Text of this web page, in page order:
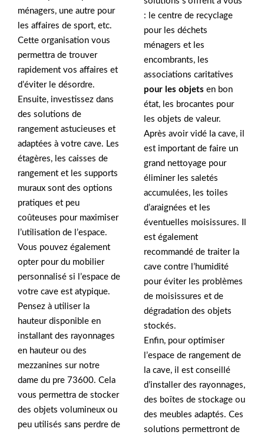
ménagers, une autre pour
les affaires de sport, etc.
Cette organisation vous
permettra de trouver
rapidement vos affaires et
d’éviter le désordre.
Ensuite, investissez dans
des solutions de
rangement astucieuses et
adaptées à votre cave. Les
étagères, les caisses de
rangement et les supports
muraux sont des options
pratiques et peu
coûteuses pour maximiser
l’utilisation de l’espace.
Vous pouvez également
opter pour du mobilier
personnalisé si l’espace de
votre cave est atypique.
Pensez à utiliser la
hauteur disponible en
installant des rayonnages
en hauteur ou des
mezzanines sur notre
dame du pre 73600. Cela
vous permettra de stocker
des objets volumineux ou
peu utilisés sans perdre de
: le centre de recyclage
pour les déchets
ménagers et les
encombrants, les
associations caritatives
pour les objets en bon
état, les brocantes pour
les objets de valeur.
Après avoir vidé la cave, il
est important de faire un
grand nettoyage pour
éliminer les saletés
accumulées, les toiles
d’araignées et les
éventuelles moisissures. Il
est également
recommandé de traiter la
cave contre l’humidité
pour éviter les problèmes
de moisissures et de
dégradation des objets
stockés.
Enfin, pour optimiser
l’espace de rangement de
la cave, il est conseillé
d’installer des rayonnages,
des boîtes de stockage ou
des meubles adaptés. Ces
solutions permettront de